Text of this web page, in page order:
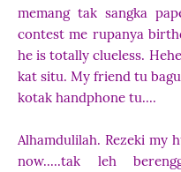
memang tak sangka
contest me rupanya
he is totally clueless.
kat situ. My friend tu
kotak handphone tu....
Alhamdulilah. Rezeki my
now.....tak leh